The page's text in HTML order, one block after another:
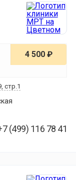
4 500 ₽
стр.1
(499) 116 78 41